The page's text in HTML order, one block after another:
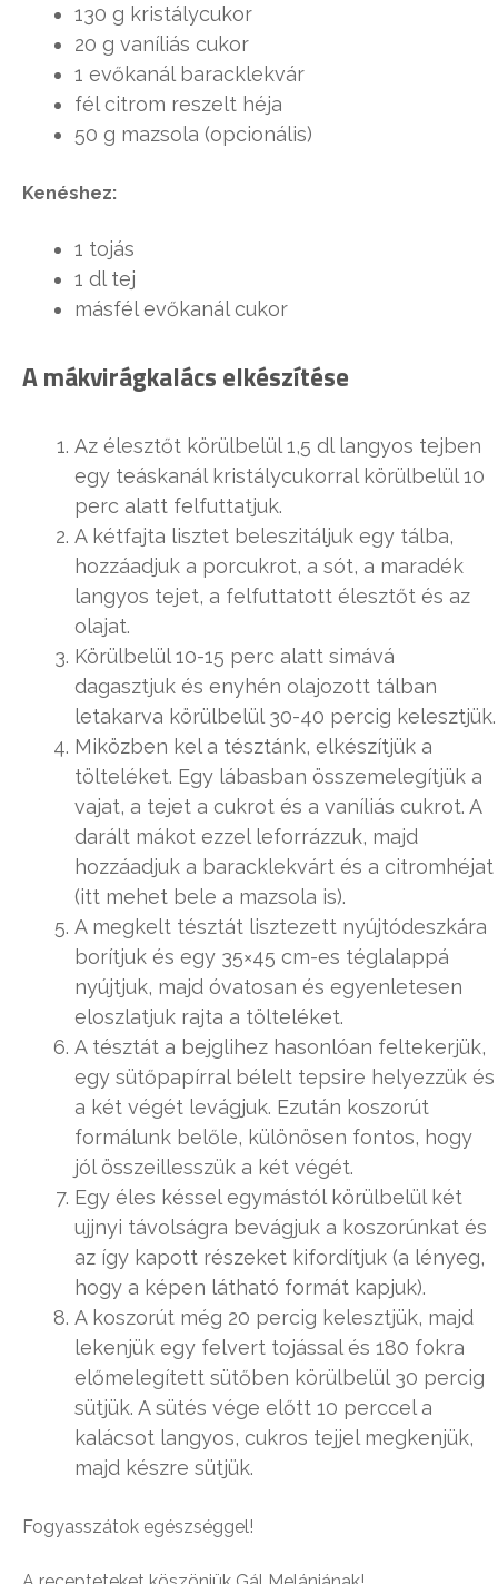
130 g kristálycukor
20 g vaníliás cukor
1 evőkanál baracklekvár
fél citrom reszelt héja
50 g mazsola (opcionális)
Kenéshez:
1 tojás
1 dl tej
másfél evőkanál cukor
A mákvirágkalács elkészítése
Az élesztőt körülbelül 1,5 dl langyos tejben
egy teáskanál kristálycukorral körülbelül 10
perc alatt felfuttatjuk.
A kétfajta lisztet beleszitáljuk egy tálba,
hozzáadjuk a porcukrot, a sót, a maradék
langyos tejet, a felfuttatott élesztőt és az
olajat.
Körülbelül 10-15 perc alatt simává
dagasztjuk és enyhén olajozott tálban
letakarva körülbelül 30-40 percig kelesztjük.
Miközben kel a tésztánk, elkészítjük a
tölteléket. Egy lábasban összemelegítjük a
vajat, a tejet a cukrot és a vaníliás cukrot. A
darált mákot ezzel leforrázzuk, majd
hozzáadjuk a baracklekvárt és a citromhéjat
(itt mehet bele a mazsola is).
A megkelt tésztát lisztezett nyújtódeszkára
borítjuk és egy 35×45 cm-es téglalappá
nyújtjuk, majd óvatosan és egyenletesen
eloszlatjuk rajta a tölteléket.
A tésztát a bejglihez hasonlóan feltekerjük,
egy sütőpapírral bélelt tepsire helyezzük és
a két végét levágjuk. Ezután koszorút
formálunk belőle, különösen fontos, hogy
jól összeillesszük a két végét.
Egy éles késsel egymástól körülbelül két
ujjnyi távolságra bevágjuk a koszorúnkat és
az így kapott részeket kifordítjuk (a lényeg,
hogy a képen látható formát kapjuk).
A koszorút még 20 percig kelesztjük, majd
lekenjük egy felvert tojással és 180 fokra
előmelegített sütőben körülbelül 30 percig
sütjük. A sütés vége előtt 10 perccel a
kalácsot langyos, cukros tejjel megkenjük,
majd készre sütjük.
Fogyasszátok egészséggel!